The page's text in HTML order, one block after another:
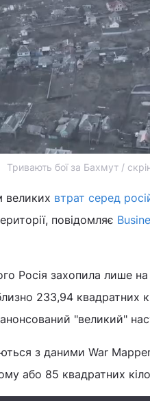
Тривають бої за Бахмут /
великих втрат серед
повідомляє
Росія захопила лише
233,94 квадратних
"великий"
з даними War
або 85 квадратних